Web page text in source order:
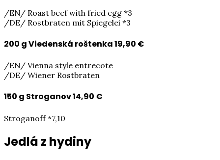
/EN/ Roast beef with fried egg *3
/DE/ Rostbraten mit Spiegelei *3
200 g Viedenská roštenka19,90 €
/EN/ Vienna style entrecote
/DE/ Wiener Rostbraten
150 g Stroganov14,90 €
Stroganoff *7,10
Jedlá z hydiny